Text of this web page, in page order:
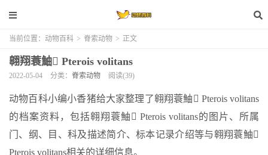
当前位置： 动物百科 > 脊索动物 > 正文
翱翔蓑鮋 Pterois volitans
2022-05-04 分类： 脊索动物 阅读(39)
动物百科小编小香猪给大家整理了翱翔蓑鮋 Pterois volitans
的档案资料，包括翱翔蓑鮋 Pterois volitans的图片、所属
门、纲、目、科及描述简介、标本记录介绍等与翱翔蓑鮋
Pterois volitans相关的详细信息。